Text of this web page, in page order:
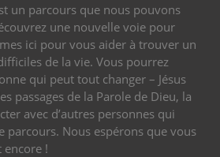
un parcours que nous pouvons
une nouvelle voie pour
ici pour vous aider à trouver un
de la vie. Vous pourrez
qui peut tout changer – Jésus
passages de la Parole de Dieu, la
avec d’autres personnes qui
parcours. Nous espérons que vous
encore !